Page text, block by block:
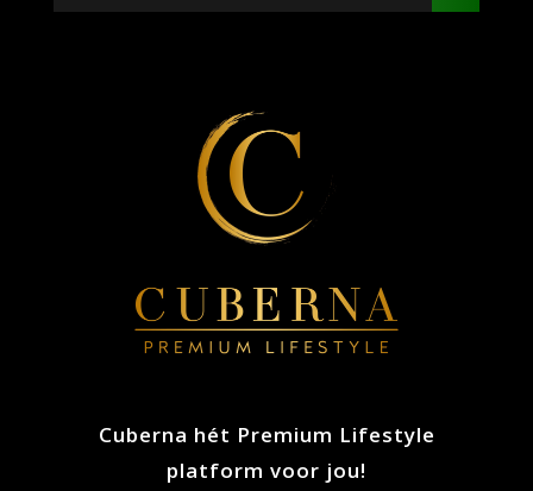
Cuberna hét Premium Lifestyle
platform voor jou!